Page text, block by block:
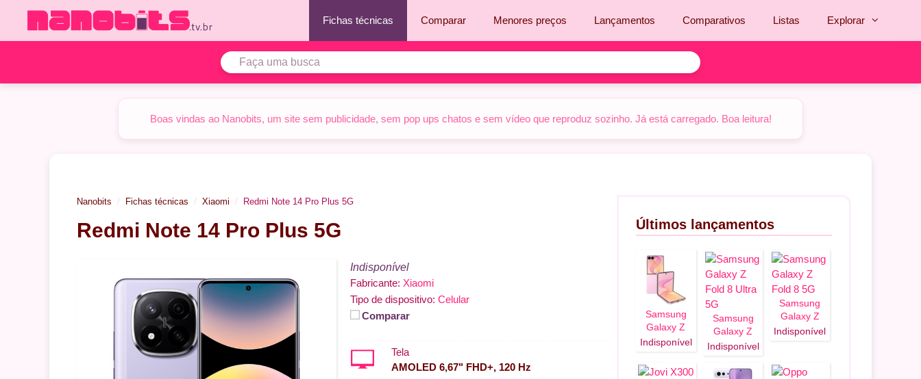
o
Fichas técnicas Comparar Menores preços Lançamentos Comparativos Listas Explorar
Boas vindas ao Nanobits, um site sem publicidade, sem pop ups chatos e sem vídeo que reproduz sozinho. Já está carregado. Boa leitura!
Nanobits Fichas técnicas Xiaomi Redmi Note 14 Pro Plus 5G
Redmi Note 14 Pro Plus 5G
Indisponível
Fabricante: Xiaomi
Tipo de dispositivo: Celular
Comparar
Tela
AMOLED 6,67" FHD+, 120 Hz
Últimos lançamentos
Samsung
Galaxy Z
Flip 8 5G
Indisponível
Samsung
Galaxy Z
Fold 8 Ultra
Indisponível
Samsung
Galaxy Z
Fold 8 5G
Indisponível